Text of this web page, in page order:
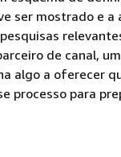
ser mostrado e a
de canal,
algo a oferecer
processo para